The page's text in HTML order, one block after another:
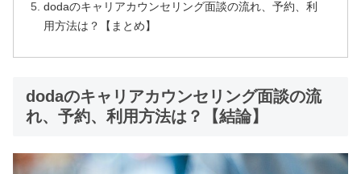
dodaのキャリアカウンセリング面談の流れ、予約、利
用方法は？【まとめ】
dodaのキャリアカウンセリング面談の流
れ、予約、利用方法は？【結論】